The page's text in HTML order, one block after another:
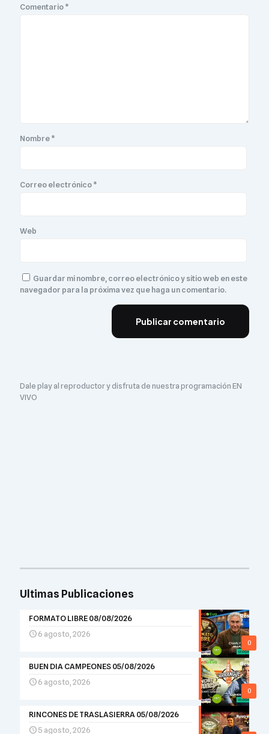
Comentario*
Nombre*
Correo electrónico*
Web
Guardar mi nombre, correo electrónico y sitio web en este
navegador para la próxima vez que haga un comentario.
Dale play al reproductor y disfruta de nuestra programación EN
VIVO
Ultimas Publicaciones
0
FORMATO LIBRE 08/08/2026
6 agosto, 2026
0
BUEN DIA CAMPEONES 05/08/2026
6 agosto, 2026
RINCONES DE TRASLASIERRA 05/08/2026
5 agosto, 2026